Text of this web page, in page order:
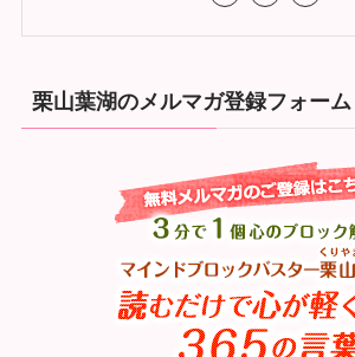
栗山葉湖のメルマガ登録フォーム